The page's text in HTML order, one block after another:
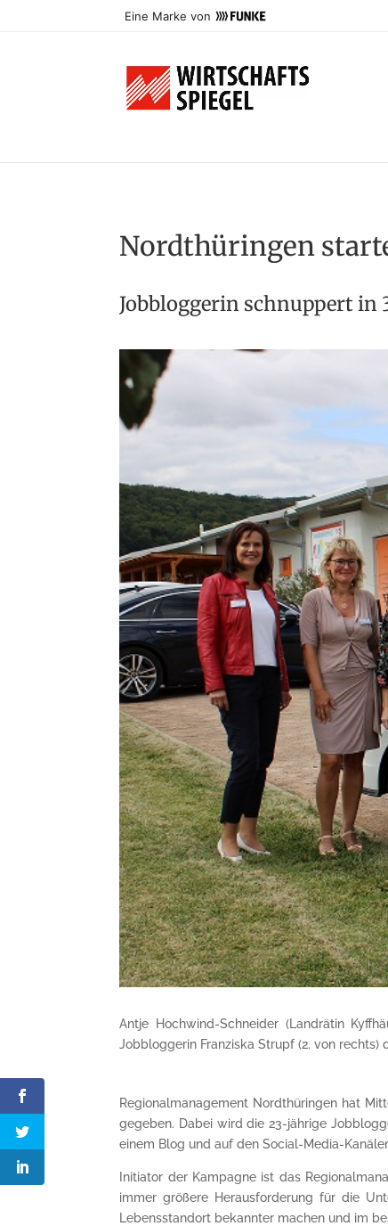
Eine Marke von
Nordthüringen
Jobbloggerin schnuppert in
Antje Hochwind-Schneider (Landrätin
Jobbloggerin Franziska Strupf (2. von rechts)
Regionalmanagement Nordthüringen hat
gegeben. Dabei wird die 23-jährige
einem Blog und auf den Social-Media-
Initiator der Kampagne ist das
immer größere Herausforderung für die
Lebensstandort bekannter machen und im